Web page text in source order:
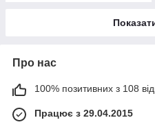
Про нас
100% позитивних з 108
Працює з 29.04.2015